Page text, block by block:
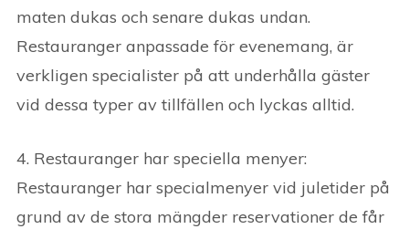
maten dukas och senare dukas undan.
Restauranger anpassade för evenemang, är
verkligen specialister på att underhålla gäster
vid dessa typer av tillfällen och lyckas alltid.
4. Restauranger har speciella menyer:
Restauranger har specialmenyer vid juletider på
grund av de stora mängder reservationer de får